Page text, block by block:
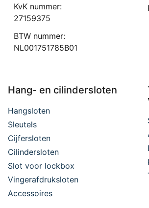
KvK nummer:
27159375
BTW nummer:
NL001751785B01
Hang- en cilindersloten
Hangsloten
Sleutels
Cijfersloten
Cilindersloten
Slot voor lockbox
Vingerafdruksloten
Accessoires